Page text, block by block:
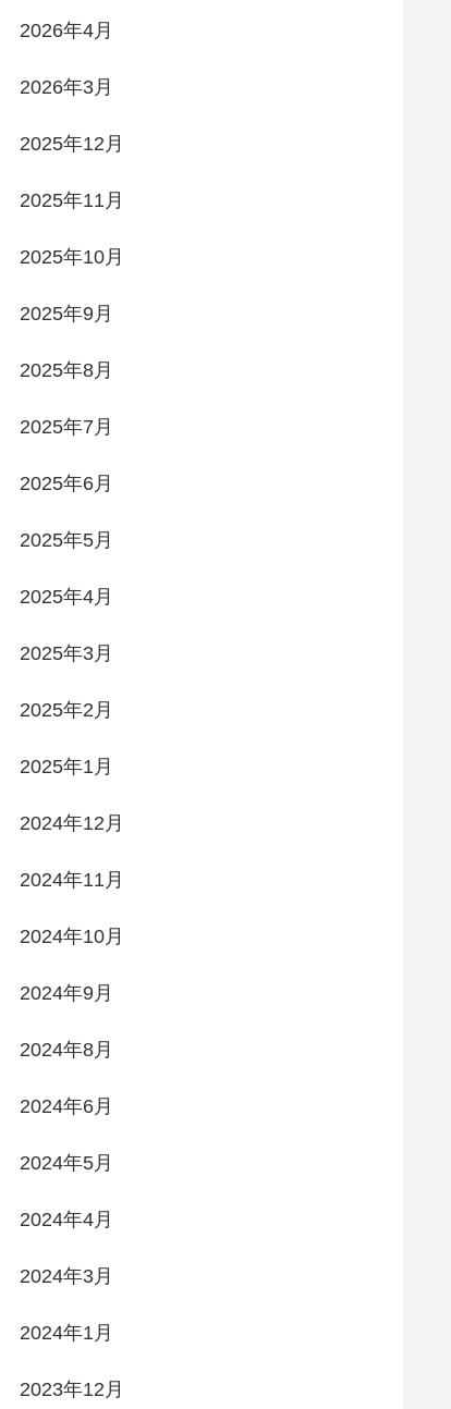
2026年4月
2026年3月
2025年12月
2025年11月
2025年10月
2025年9月
2025年8月
2025年7月
2025年6月
2025年5月
2025年4月
2025年3月
2025年2月
2025年1月
2024年12月
2024年11月
2024年10月
2024年9月
2024年8月
2024年6月
2024年5月
2024年4月
2024年3月
2024年1月
2023年12月